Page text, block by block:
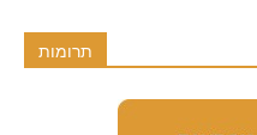
תרומות